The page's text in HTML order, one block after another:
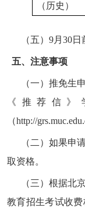
（历史）
（五） 9月 30日
五、注意事项
（一）推免生
《推荐信
（http://
（二）如果申
取资格。
（三）根据北
教育招生考试收